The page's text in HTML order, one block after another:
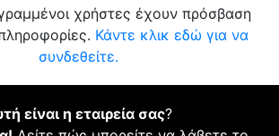
χρήστες έχουν πρόσβαση
Κάντε κλικ εδώ για να
συνδεθείτε.
είναι η εταιρεία σας?